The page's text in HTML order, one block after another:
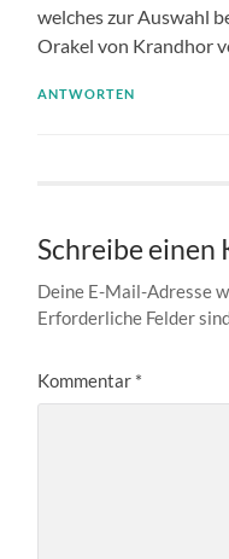
welches zur Auswahl
Orakel von Krandhor
ANTWORTEN
Schreibe einen
Deine E-Mail-Adresse
Erforderliche Felder
Kommentar *